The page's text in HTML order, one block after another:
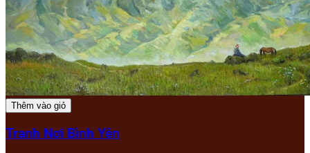
Thêm vào giỏ
Tranh Nơi Bình Yên